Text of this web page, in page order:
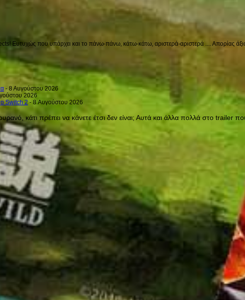
Ευτυχώς που υπάρχει και το πάνω-πάνω, κάτω-κάτω, αριστερά-αριστερά .... Απορίας
- 8 Αυγούστου 2026
2026
Switch 2- 8 Αυγούστου 2026
κάτι πρέπει να κάνετε έτσι δεν είναι; Αυτά και άλλα πολλά στο trailer